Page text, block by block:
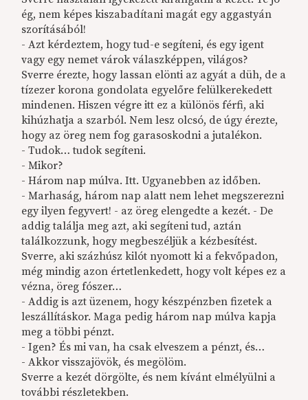
ég, nem képes kiszabadítani magát egy aggastyán
szorításából!
- Azt kérdeztem, hogy tud-e segíteni, és egy igent
vagy egy nemet várok válaszképpen, világos?
Sverre érezte, hogy lassan elönti az agyát a düh, de a
tízezer korona gondolata egyelőre felülkerekedett
mindenen. Hiszen végre itt ez a különös férfi, aki
kihúzhatja a szarból. Nem lesz olcsó, de úgy érezte,
hogy az öreg nem fog garasoskodni a jutalékon.
- Tudok… tudok segíteni.
- Mikor?
- Három nap múlva. Itt. Ugyanebben az időben.
- Marhaság, három nap alatt nem lehet megszerezni
egy ilyen fegyvert! - az öreg elengedte a kezét. - De
addig találja meg azt, aki segíteni tud, aztán
találkozzunk, hogy megbeszéljük a kézbesítést.
Sverre, aki százhúsz kilót nyomott ki a fekvőpadon,
még mindig azon értetlenkedett, hogy volt képes ez a
vézna, öreg fószer…
- Addig is azt üzenem, hogy készpénzben fizetek a
leszállításkor. Maga pedig három nap múlva kapja
meg a többi pénzt.
- Igen? És mi van, ha csak elveszem a pénzt, és…
- Akkor visszajövök, és megölöm.
Sverre a kezét dörgölte, és nem kívánt elmélyülni a
további részletekben.